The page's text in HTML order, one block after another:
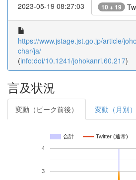
2023-05-19 08:27:03 10 + 19
https://www.jstage.jst.go.jp/article/
char/ja/
(info:doi/10.1241/johokanri.60.217)
言及状況
変動（ピーク前後） 変動（月別）
合計 Twitter (通常)
3
4